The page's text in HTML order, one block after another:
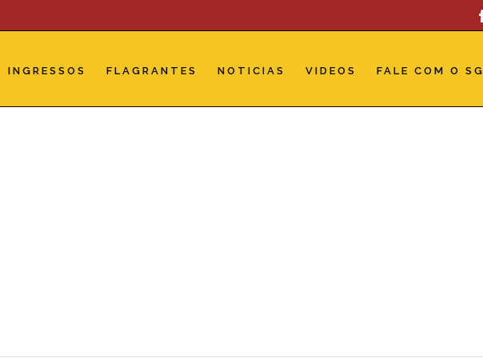
INGRESSOS FLAGRANTES NOTICIAS VIDEOS FALE COM O SG